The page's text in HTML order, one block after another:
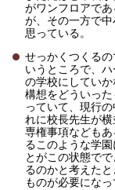
がワンフロアで
が、その一方で
思っている。
せっかくつくる
いうところで、
の学校にしてい
構想をどういっ
っていて、現行
れに校長先生が
専権事項なども
るこのような学
とがこの状態で
るのかと考えた
ものが必要になっ